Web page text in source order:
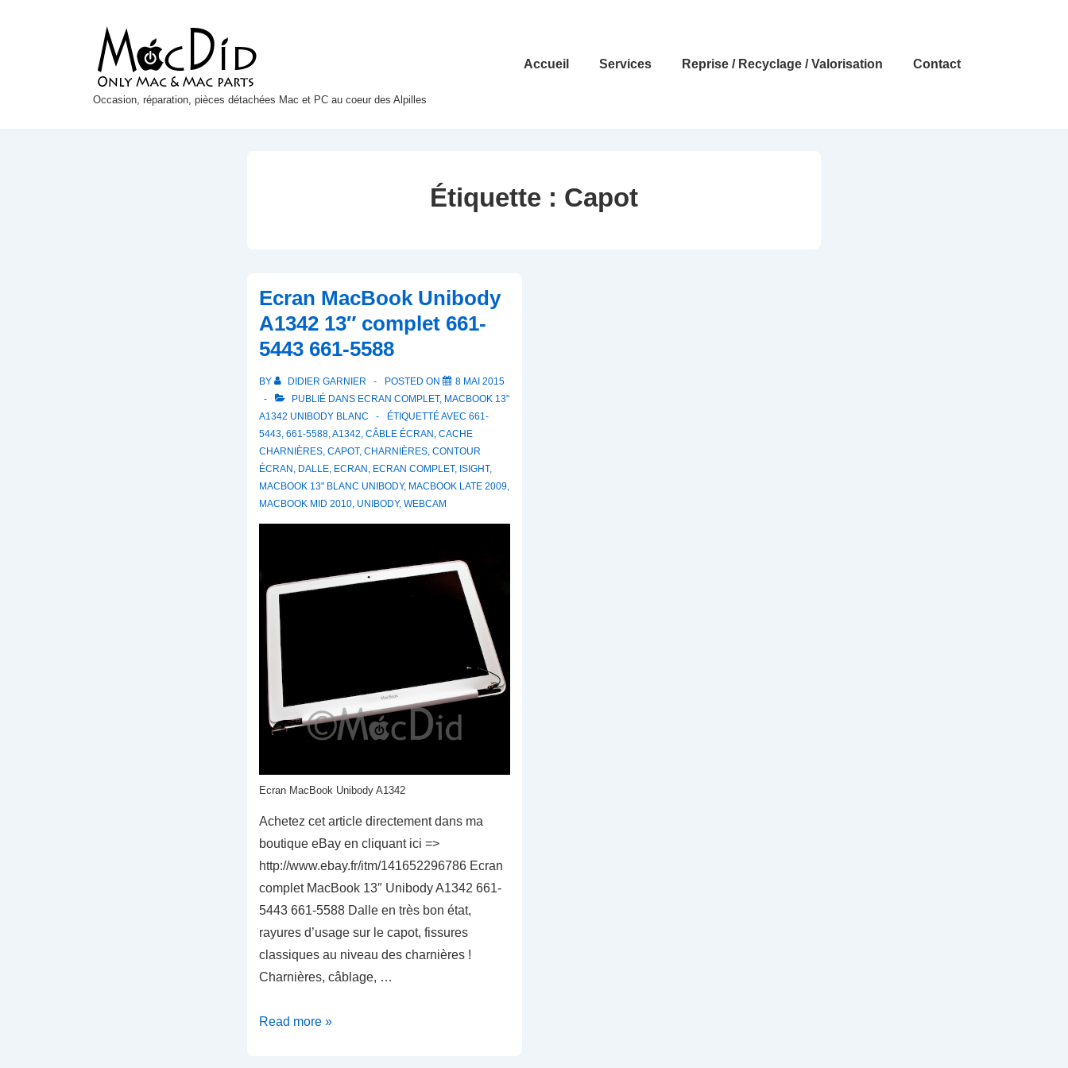
Occasion, réparation, pièces détachées Mac et PC au coeur des Alpilles
Main
Accueil Services Reprise / Recyclage / Valorisation Contact
Étiquette : Capot
Ecran MacBook Unibody
A1342 13″ complet 661-
5443 661-5588
BY DIDIER GARNIER POSTED ON
8 MAI 2015
PUBLIÉ DANS ECRAN COMPLET, MACBOOK 13"
A1342 UNIBODY BLANC
ÉTIQUETTÉ AVEC 661-
5443, 661-5588,A1342, CÂBLE ÉCRAN , CACHE
CHARNIÈRES, CAPOT, CHARNIÈRES, CONTOUR
ÉCRAN , DALLE, ECRAN , ECRAN COMPLET, ISIGHT,
MACBOOK 13" BLANC UNIBODY, MACBOOK LATE 2009,
MACBOOK MID 2010, UNIBODY, WEBCAM
Ecran MacBook Unibody A1342
Achetez cet article directement dans ma
boutique eBay en cliquant ici =>
http://www.ebay.fr/itm/141652296786 Ecran
complet MacBook 13″ Unibody A1342 661-
5443 661-5588 Dalle en très bon état,
rayures d’usage sur le capot, fissures
classiques au niveau des charnières !
Charnières, câblage, …
Ecran
Read more »